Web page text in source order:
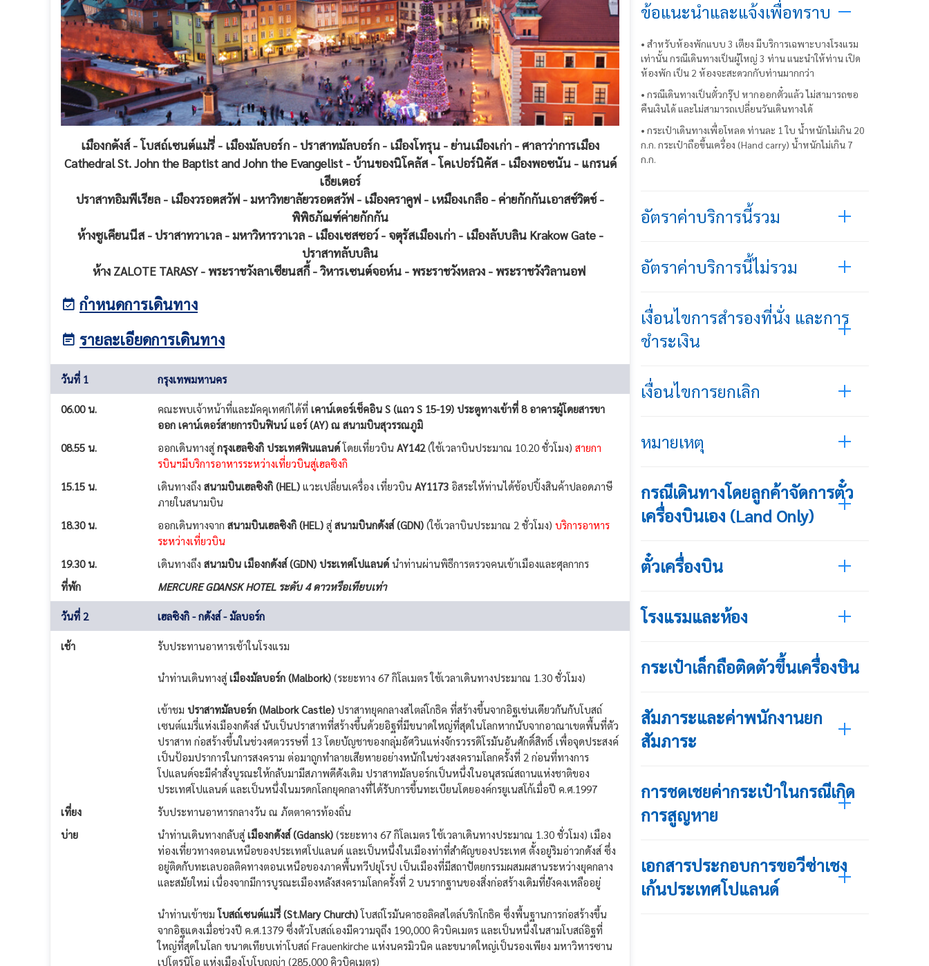
เมืองกดังส์ - โบสถ์เซนต์แม่รี่ - เมืองมัลบอร์ก - ปราสาทมัลบอร์ก - เมืองโทรุน - ย่านเมืองเก่า - ศาลาว่าการเมือง
Cathedral St. John the Baptist and John the Evangelist - บ้านของนิโคลัส - โคเปอร์นิคัส - เมืองพอซนัน - แกรนด์
เธียเตอร์
ปราสาทอิมพีเรียล - เมืองวรอตสวัฟ - มหาวิทยาลัยวรอตสวัฟ - เมืองคราคูฟ - เหมืองเกลือ - ค่ายกักกันเอาสช์วิตช์ -
พิพิธภัณฑ์ค่ายกักกัน
ห้างซูเคียนนีส - ปราสาทวาเวล - มหาวิหารวาเวล - เมืองเซสซอว์ - จตุรัสเมืองเก่า - เมืองลับบลิน Krakow Gate -
ปราสาทลับบลิน
ห้าง ZALOTE TARASY - พระราชวังลาเซียนสกี้ - วิหารเซนต์จอห์น - พระราชวังหลวง - พระราชวังวิลานอฟ
กำหนดการเดินทาง
รายละเอียดการเดินทาง
วันที่ 1 กรุงเทพมหานคร
06.00 น. คณะพบเจ้าหน้าที่และมัคคุเทศก์ได้ที่ เคาน์เตอร์เช็คอิน S (แถว S 15-19) ประตูทางเข้าที่ 8 อาคารผู้โดยสารขา
ออก เคาน์เตอร์สายการบินฟินน์ แอร์ (AY) ณ สนามบินสุวรรณภูมิ
08.55 น.
ออกเดินทางสู่ กรุงเฮลซิงกิ ประเทศฟินแลนด์โดยเที่ยวบิน AY142(ใช้เวลาบินประมาณ 10.20 ชั่วโมง) สายกา
รบินฯมีบริการอาหารระหว่างเที่ยวบินสู่เฮลซิงกิ
15.15 น.
เดินทางถึง สนามบินเฮลซิงกิ (HEL) แวะเปลี่ยนเครื่อง เที่ยวบิน AY1173อิสระให้ท่านได้ช้อปปิ้งสินค้าปลอดภาษี
ภายในสนามบิน
18.30 น.
ออกเดินทางจาก สนามบินเฮลซิงกิ (HEL)สู่ สนามบินกดังส์ (GDN) (ใช้เวลาบินประมาณ 2 ชั่วโมง) บริการอาหาร
ระหว่างเที่ยวบิน
19.30 น.
เดินทางถึง สนามบิน เมืองกดังส์ (GDN) ประเทศโปแลนด์ นำท่านผ่านพิธีการตรวจคนเข้าเมืองและศุลกากร
ที่พัก
MERCURE GDANSK HOTEL ระดับ 4 ดาวหรือเทียบเท่า
วันที่ 2 เฮลซิงกิ - กดังส์ - มัลบอร์ก
เช้า รับประทานอาหารเช้าในโรงแรม
นำท่านเดินทางสู่ เมืองมัลบอร์ก (Malbork)(ระยะทาง 67 กิโลเมตร ใช้เวลาเดินทางประมาณ 1.30 ชั่วโมง)
เข้าชม ปราสาทมัลบอร์ก (Malbork Castle)ปราสาทยุคกลางสไตล์โกธิค ที่สร้างขึ้นจากอิฐเช่นเดียวกันกับโบสถ์
เซนต์แมรี่แห่งเมืองกดังส์ นับเป็นปราสาทที่สร้างขึ้นด้วยอิฐที่มีขนาดใหญ่ที่สุดในโลกหากนับจากอาณาเขตพื้นที่ตัว
ปราสาท ก่อสร้างขึ้นในช่วงศตวรรษที่ 13 โดยบัญชาของกลุ่มอัศวินแห่งจักรวรรดิโรมันอันศักดิ์สิทธิ์ เพื่อจุดประสงค์
เป็นป้อมปราการในการสงคราม ต่อมาถูกทำลายเสียหายอย่างหนักในช่วงสงครามโลกครั้งที่ 2 ก่อนที่ทางการ
โปแลนด์จะมีคำสั่งบูรณะให้กลับมามีสภาพดีดังเดิม ปราสาทมัลบอร์กเป็นหนึ่งในอนุสรณ์สถานแห่งชาติของ
ประเทศโปแลนด์ และเป็นหนึ่งในมรดกโลกยุคกลางที่ได้รับการขึ้นทะเบียนโดยองค์กรยูเนสโก้เมื่อปี ค.ศ.1997
เที่ยง
รับประทานอาหารกลางวัน ณ ภัตตาคารท้องถิ่น
บ่าย
นำท่านเดินทางกลับสู่ เมืองกดังส์ (Gdansk) (ระยะทาง 67 กิโลเมตร ใช้เวลาเดินทางประมาณ 1.30 ชั่วโมง) เมือง
ท่องเที่ยวทางตอนเหนือของประเทศโปแลนด์ และเป็นหนึ่งในเมืองท่าที่สำคัญของประเทศ ตั้งอยู่ริมอ่าวกดังส์ ซึ่ง
อยู่ติดกับทะเลบอลติคทางตอนเหนือของภาคพื้นทวีปยุโรป เป็นเมืองที่มีสถาปัตยกรรมผสมผสานระหว่างยุคกลาง
และสมัยใหม่ เนื่องจากมีการบูรณะเมืองหลังสงครามโลกครั้งที่ 2 บนรากฐานของสิ่งก่อสร้างเดิมที่ยังคงเหลืออยู่
นำท่านเข้าชมโบสถ์เซนต์แม่รี่ (St.Mary Church)โบสถ์โรมันคาธอลิคสไตล์บริกโกธิค ซึ่งพื้นฐานการก่อสร้างขึ้น
จากอิฐแดงเมื่อช่วงปี ค.ศ.1379 ซึ่งตัวโบสถ์เองมีความจุถึง 190,000 คิวบิคเมตร และเป็นหนึ่งในสามโบสถ์อิฐที่
ใหญ่ที่สุดในโลก ขนาดเทียบเท่าโบสถ์ Frauenkirche แห่งนครมิวนิค และขนาดใหญ่เป็นรองเพียง มหาวิหารซาน
เปโตรนิโอ แห่งเมืองโบโบญญ่า (285,000 คิวบิคเมตร)
ข้อแนะนำและแจ้งเพื่อทราบ
• สำหรับห้องพักแบบ 3 เตียง มีบริการเฉพาะบางโรงแรม
เท่านั้น กรณีเดินทางเป็นผู้ใหญ่ 3 ท่าน แนะนำให้ท่าน เปิด
ห้องพัก เป็น 2 ห้องจะสะดวกกับท่านมากกว่า
• กรณีเดินทางเป็นตั๋วกรุ๊ป หากออกตั๋วแล้ว ไม่สามารถขอ
คืนเงินได้ และไม่สามารถเปลี่ยนวันเดินทางได้
• กระเป๋าเดินทางเพื่อโหลด ท่านละ 1 ใบ น้ำหนักไม่เกิน 20
ก.ก. กระเป๋าถือขึ้นเครื่อง (Hand carry) น้ำหนักไม่เกิน 7
ก.ก.
อัตราค่าบริการนี้รวม
อัตราค่าบริการนี้ไม่รวม
เงื่อนไขการสำรองที่นั่ง และการ
ชำระเงิน
เงื่อนไขการยกเลิก
หมายเหตุ
กรณีเดินทางโดยลูกค้าจัดการตั๋ว
เครื่องบินเอง (Land Only)
ตั๋วเครื่องบิน
โรงแรมและห้อง
กระเป๋าเล็กถือติดตัวขึ้นเครื่องบิน
สัมภาระและค่าพนักงานยก
สัมภาระ
การชดเชยค่ากระเป๋าในกรณีเกิด
การสูญหาย
เอกสารประกอบการขอวีซ่าเชง
เก้นประเทศโปแลนด์